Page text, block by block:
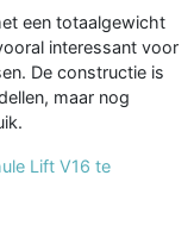
een totaalgewicht
interessant voor
De constructie is
maar nog
Lift V16 te